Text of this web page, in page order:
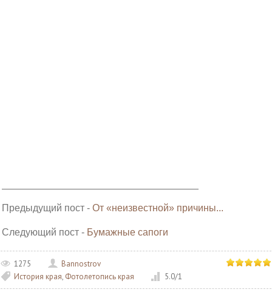
Предыдущий пост - От «неизвестной» причины...
Следующий пост - Бумажные сапоги
1275
Bannostrov
История края, Фотолетопись края 5.0/1